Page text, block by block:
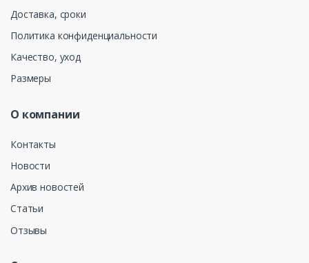
Доставка, сроки
Политика конфиденциальности
Качество, уход
Размеры
О компании
Контакты
Новости
Архив новостей
Статьи
Отзывы